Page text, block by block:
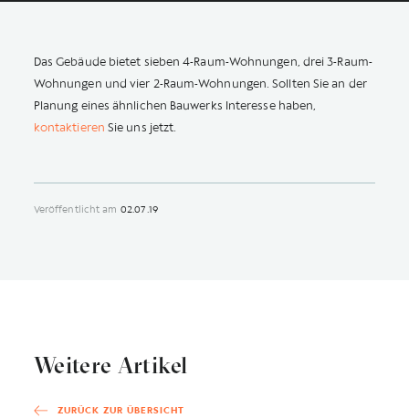
Das Gebäude bietet sieben 4-Raum-Wohnungen, drei 3-Raum-
Wohnungen und vier 2-Raum-Wohnungen. Sollten Sie an der
Planung eines ähnlichen Bauwerks Interesse haben,
kontaktieren Sie uns jetzt.
Veröffentlicht am 02.07.19
Weitere Artikel
ZURÜCK ZUR ÜBERSICHT